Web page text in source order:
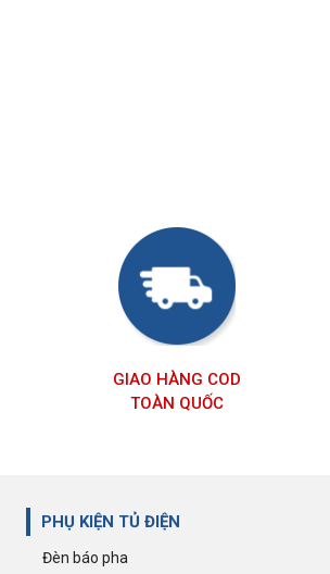
GIAO HÀNG COD
TOÀN QUỐC
PHỤ KIỆN TỦ ĐIỆN
Đèn báo pha